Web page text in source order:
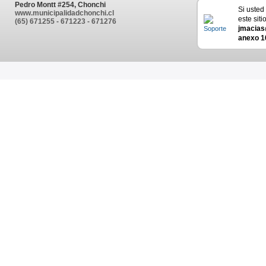
Pedro Montt #254, Chonchi
www.municipalidadchonchi.cl
(65) 671255 - 671223 - 671276
Si
este
anexo